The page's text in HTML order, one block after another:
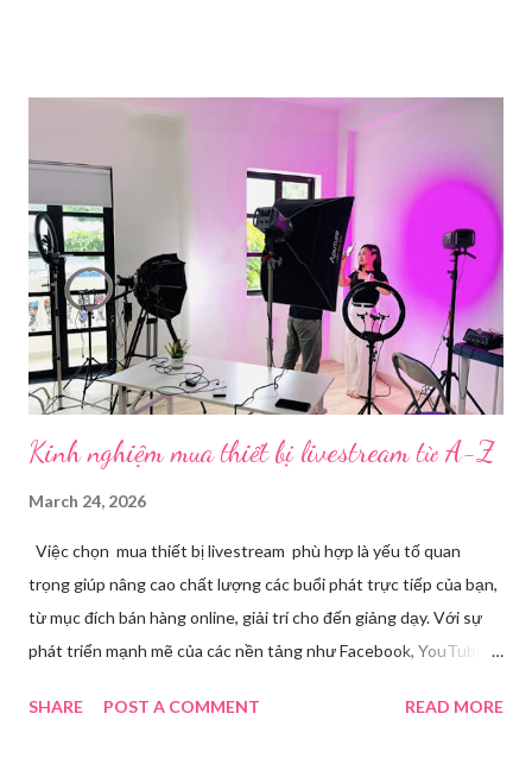
mạng xã hội hoặc website theo thời gian thực. Để thực hiện
chuyên biệt giúp xử lý hình ảnh, âm thanh, hiệu ứng và kết nối ổn
định. Những công cụ hỗ trợ livestream chuyên biệt Hiện nay,
phần mềm Livestream không chỉ phục vụ streamer hay game thủ
mà còn là trợ thủ đắc lực cho nhà bán hàng online, giáo viên,
doanh nghiệp, nhà sáng tạo nội dung. Việc lựa chọn đúng phần
mềm sẽ giúp bu...
Kinh nghiệm mua thiết bị livestream​ từ A-Z
March 24, 2026
Việc chọn mua thiết bị livestream phù hợp là yếu tố quan
trọng giúp nâng cao chất lượng các buổi phát trực tiếp của bạn,
từ mục đích bán hàng online, giải trí cho đến giảng dạy. Với sự
phát triển mạnh mẽ của các nền tảng như Facebook, YouTube,
tăng. Tuy nhiên, để tìm ra được các thiết bị đáp ứng tốt nhu cầu
SHARE POST A COMMENT READ MORE